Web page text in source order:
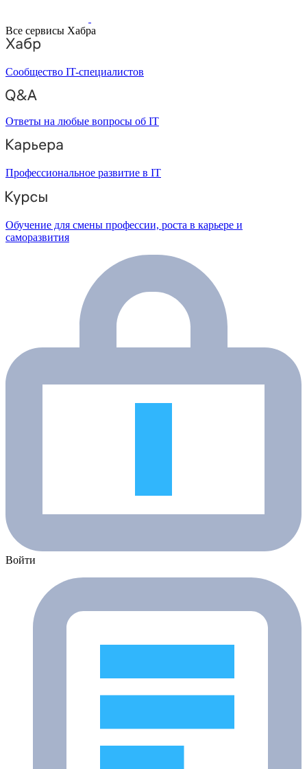
Все сервисы Хабра
Сообщество IT-специалистов
Ответы на любые вопросы об IT
Профессиональное развитие в IT
Обучение для смены профессии, роста в карьере и
саморазвития
Войти